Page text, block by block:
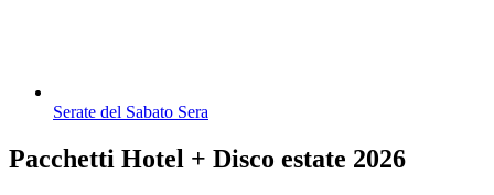
Serate del Sabato Sera
Pacchetti Hotel + Disco estate 2026